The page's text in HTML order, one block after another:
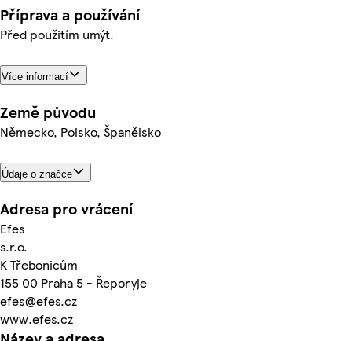
Příprava a používání
Před použitím umýt.
Více informací
Země původu
Německo, Polsko, Španělsko
Údaje o značce
Adresa pro vrácení
Efes
s.r.o.
K Třebonicům
155 00 Praha 5 - Řeporyje
efes@efes.cz
www.efes.cz